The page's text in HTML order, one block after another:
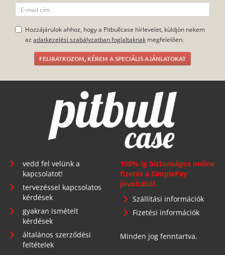
Hozzájárulok ahhoz, hogy a Pitbullcase hírlevelet, küldjön nekem
az adatkezelési szabályzatban foglaltaknak megfelelően.
FELIRATKOZOM, KÉREM A SPECIÁLIS AJÁNLATOKAT
vedd fel velünk a
kapcsolatot!
tervezéssel kapcsolatos
kérdések
gyakran ismételt
kérdések
általános szerződési
feltételek
100%-ig biztonságos online
fizetés a SimplePay
jóvoltából
Szállítási információk
Fizetési információk
Minden jog fenntartva.